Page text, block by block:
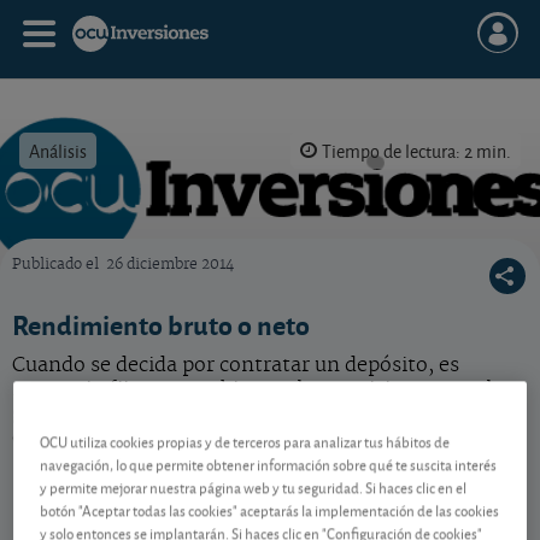
Análisis Tiempo de lectura: 2 min.
Publicado el 26 diciembre 2014
Rendimiento bruto o neto
Cuando se decida por contratar un depósito, es
necesario fijarse muy bien en las comisiones y en los
ofrecido no los incluye todos.
Contenido reservado a SOCIOS
OCU utiliza cookies propias y de terceros para analizar tus hábitos de
navegación, lo que permite obtener información sobre qué te suscita interés
y permite mejorar nuestra página web y tu seguridad. Si haces clic en el
botón "Aceptar todas las cookies" aceptarás la implementación de las cookies
y solo entonces se implantarán. Si haces clic en "Configuración de cookies"